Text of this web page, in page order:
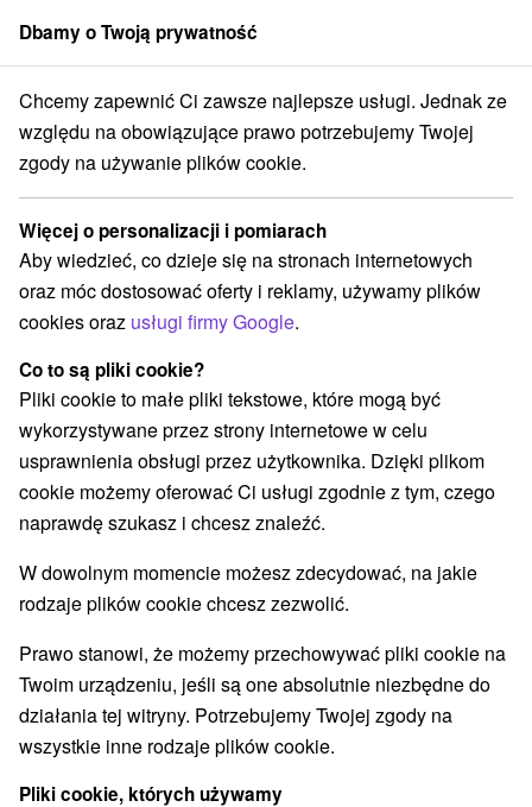
członek grupySorger
Západné Slovensko Trenčiansky kraj Nemšová Farma Uhliská
Farma Uhliská
Wyświetl stronę internetową Przejdź do
+421 32 6589 212 info@uhliska.sk
Facebook
Opinii Google
Kúty 1459/20
914 41 Nemšová - Trenčianska Závada
GPS:
N +48° 57' 52.02''
Dbamy o Twoją prywatność
Chcemy zapewnić Ci zawsze najlepsze usługi. Jednak ze
względu na obowiązujące prawo potrzebujemy Twojej
zgody na używanie plików cookie.
Więcej o personalizacji i pomiarach
Aby wiedzieć, co dzieje się na stronach internetowych
oraz móc dostosować oferty i reklamy, używamy plików
cookies oraz usługi firmy Google.
Co to są pliki cookie?
Pliki cookie to małe pliki tekstowe, które mogą być
wykorzystywane przez strony internetowe w celu
usprawnienia obsługi przez użytkownika. Dzięki plikom
cookie możemy oferować Ci usługi zgodnie z tym, czego
naprawdę szukasz i chcesz znaleźć.
W dowolnym momencie możesz zdecydować, na jakie
rodzaje plików cookie chcesz zezwolić.
Prawo stanowi, że możemy przechowywać pliki cookie na
Twoim urządzeniu, jeśli są one absolutnie niezbędne do
działania tej witryny. Potrzebujemy Twojej zgody na
wszystkie inne rodzaje plików cookie.
Pliki cookie, których używamy